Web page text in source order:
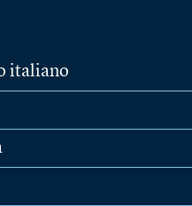
italiano